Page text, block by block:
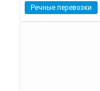
Речные перевозки